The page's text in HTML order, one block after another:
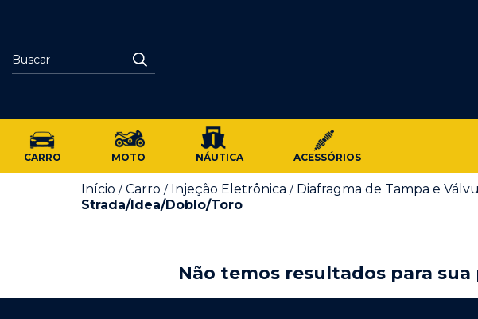
CARRO MOTO NÁUTICA ACESSÓRIOS
Início / Carro / Injeção Eletrônica / Diafragma de Tampa e
Strada/Idea/Doblo/Toro
Não temos resultados para